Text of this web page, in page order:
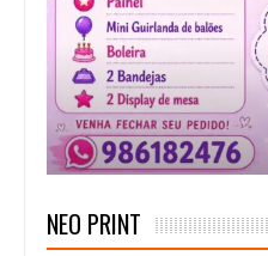
NEO PRINT